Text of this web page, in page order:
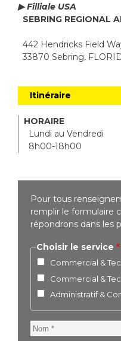
▶ Filliale USA
SEBRING REGIONAL
442 Hendricks Field
33870 Sebring,
Itinéraire
HORAIRE
Lundi au Vendredi
8h00-18h00
Pour tous
remplir le formulaire
répondrons dans les
Choisir le service
Commercial &
Commercial &
Administratif &
Nom